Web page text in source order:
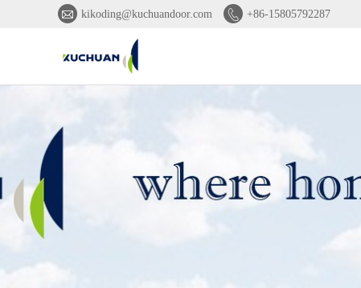
 kikoding@kuchuandoor.com  +86-15805792287